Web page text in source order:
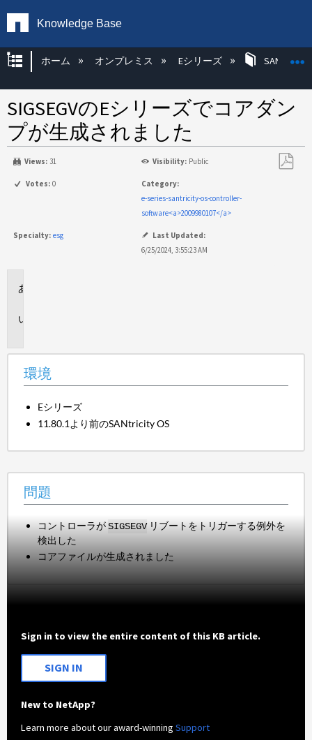
Knowledge Base
グローバル階層を展開/折りたたむ
ホーム オンプレミス Eシリーズ SANtricity
SIGSEGVのEシリーズでコアダン
プが生成されました
Views: 31 Visibility: Public
Votes: 0
Category:
e-series-santricity-os-controller-
software<a>2009980107</a>
Specialty: esg
Last Updated:
6/25/2024, 3:55:23 AM
環境
Eシリーズ
11.80.1より前のSANtricity OS
問題
コントローラがSIGSEGVリブートをトリガーする例外を
検出した
コアファイルが生成されました
Sign in to view the entire content of this KB article.
SIGN IN
New to NetApp?
Learn more about our award-winningSupport